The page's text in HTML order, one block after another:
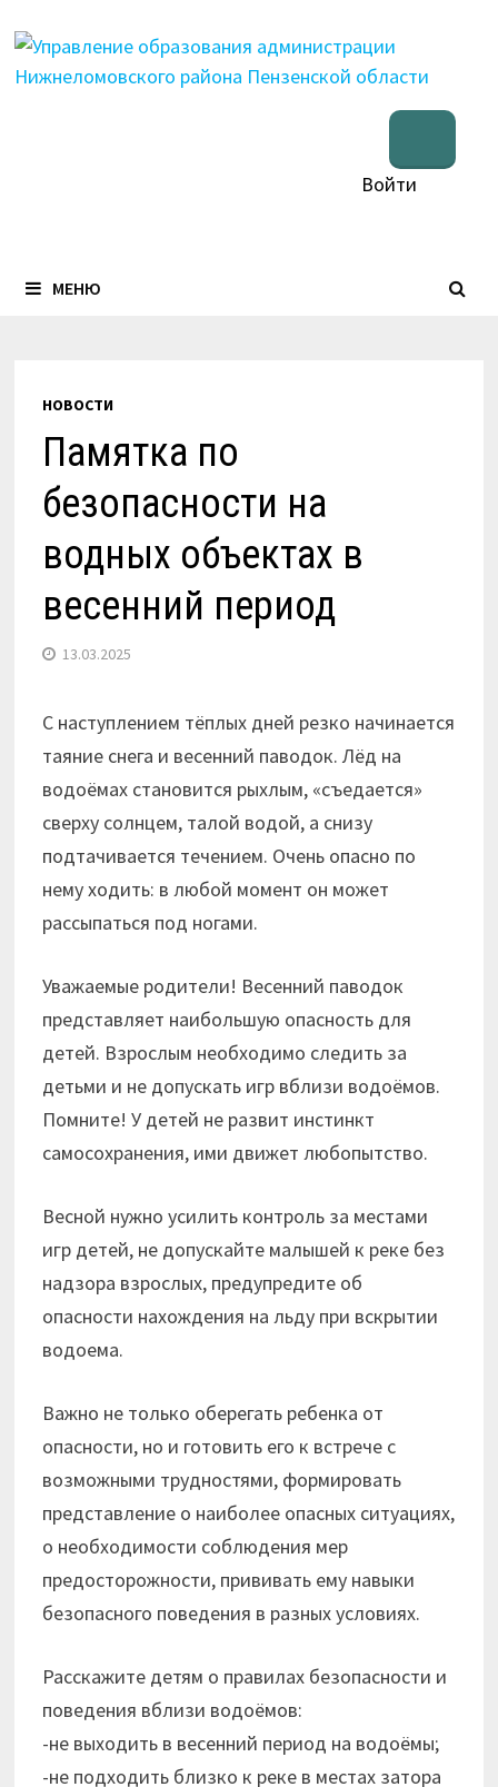
содержимому
Войти
МЕНЮ
НОВОСТИ
Памятка по
безопасности на
водных объектах в
весенний период
13.03.2025
С наступлением тёплых дней резко начинается
таяние снега и весенний паводок. Лёд на
водоёмах становится рыхлым, «съедается»
сверху солнцем, талой водой, а снизу
подтачивается течением. Очень опасно по
нему ходить: в любой момент он может
рассыпаться под ногами.
Уважаемые родители! Весенний паводок
представляет наибольшую опасность для
детей. Взрослым необходимо следить за
детьми и не допускать игр вблизи водоёмов.
Помните! У детей не развит инстинкт
самосохранения, ими движет любопытство.
Весной нужно усилить контроль за местами
игр детей, не допускайте малышей к реке без
надзора взрослых, предупредите об
опасности нахождения на льду при вскрытии
водоема.
Важно не только оберегать ребенка от
опасности, но и готовить его к встрече с
возможными трудностями, формировать
представление о наиболее опасных ситуациях,
о необходимости соблюдения мер
предосторожности, прививать ему навыки
безопасного поведения в разных условиях.
Расскажите детям о правилах безопасности и
поведения вблизи водоёмов:
-не выходить в весенний период на водоёмы;
-не подходить близко к реке в местах затора